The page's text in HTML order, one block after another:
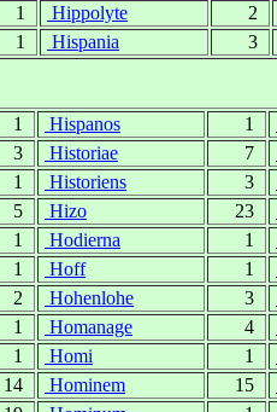
1 Hippolyte
2
1 Hispania 3
1 Hispanos 1
3 Historiae 7
1 Historiens 3
5 Hizo 23
1 Hodierna 1
1 Hoff 1
2 Hohenlohe 3
1 Homanage 4
1 Homi 1
14 Hominem 15